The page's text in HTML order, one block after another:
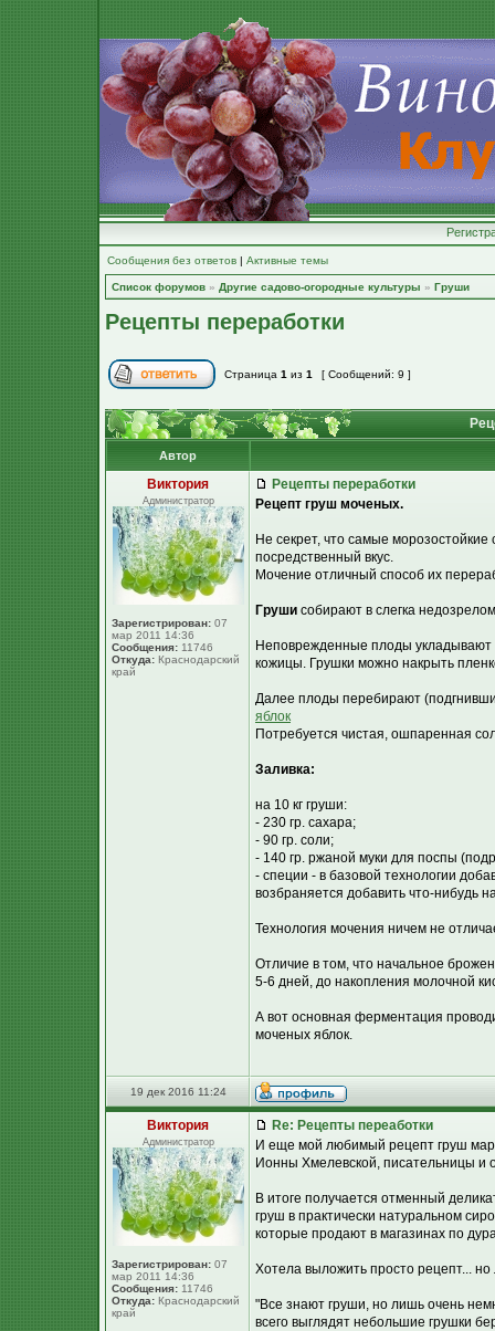
Сообщения без ответов | Активные темы
Список форумов » Другие садово-огородные культуры » Груши
Рецепты переработки
Страница 1 из 1 [ Сообщений: 9 ]
Автор
Виктория
Администратор
Зарегистрирован: 07
мар 2011 14:36
Сообщения: 11746
Откуда: Краснодарский
край
Рецепты переработки
Рецепт груш моченых.
Не секрет, что самые
посредственный вкус.
Мочение отличный способ их
Груши собирают в слегка
Неповрежденные плоды укладывают
кожицы. Грушки можно накрыть
Далее плоды перебирают
яблок
Потребуется чистая, ошпаренная
Заливка:
на 10 кг груши:
- 230 гр. сахара;
- 90 гр. соли;
- 140 гр. ржаной муки для поспы
- специи - в базовой технологии
возбраняется добавить что-нибудь
Технология мочения ничем не
Отличие в том, что начальное
5-6 дней, до накопления молочной
А вот основная ферментация
моченых яблок.
19 дек 2016 11:24
Виктория
Администратор
Зарегистрирован: 07
мар 2011 14:36
Сообщения: 11746
Откуда: Краснодарский
край
Re: Рецепты переаботки
И еще мой любимый рецепт груш
Ионны Хмелевской, писательницы и
В итоге получается отменный
груш в практически натуральном
которые продают в магазинах по
Хотела выложить просто рецепт...
"Все знают груши, но лишь очень
всего выглядят небольшие грушки